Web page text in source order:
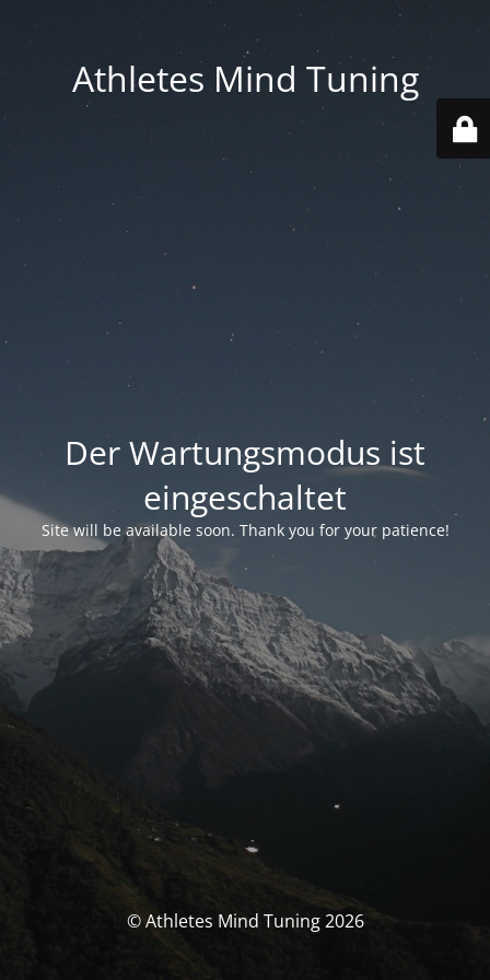
Athletes Mind Tuning
Der Wartungsmodus ist
eingeschaltet
Site will be available soon. Thank you for your patience!
© Athletes Mind Tuning 2026